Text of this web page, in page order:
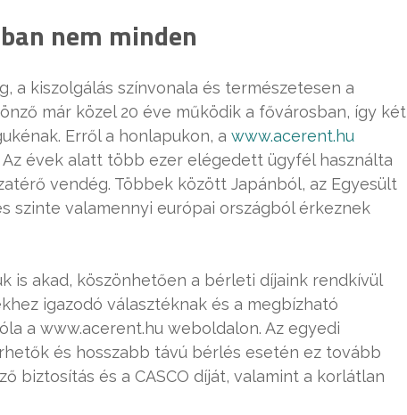
nem minden
a kiszolgálás színvonala és természetesen a
már közel 20 éve működik a fővárosban, így két
Erről a honlapukon, a www.acerent.hu
Az évek alatt több ezer elégedett ügyfél használta
vendég. Többek között Japánból, az Egyesült
szinte valamennyi európai országból érkeznek
is akad, köszönhetően a bérleti díjaink rendkívül
igazodó választéknak és a megbízható
a www.acerent.hu weboldalon. Az egyedi
és hosszabb távú bérlés esetén ez tovább
biztosítás és a CASCO díját, valamint a korlátlan